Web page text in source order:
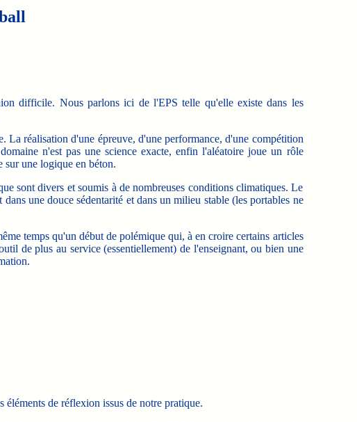
difficile. Nous parlons ici de l'EPS telle qu'elle existe dans les
réalisation d'une épreuve, d'une performance, d'une compétition
n'est pas une science exacte, enfin l'aléatoire joue un rôle
une logique en béton.
sont divers et soumis à de nombreuses conditions climatiques. Le
une douce sédentarité et dans un milieu stable (les portables ne
temps qu'un début de polémique qui, à en croire certains articles
de plus au service (essentiellement) de l'enseignant, ou bien une
de réflexion issus de notre pratique.